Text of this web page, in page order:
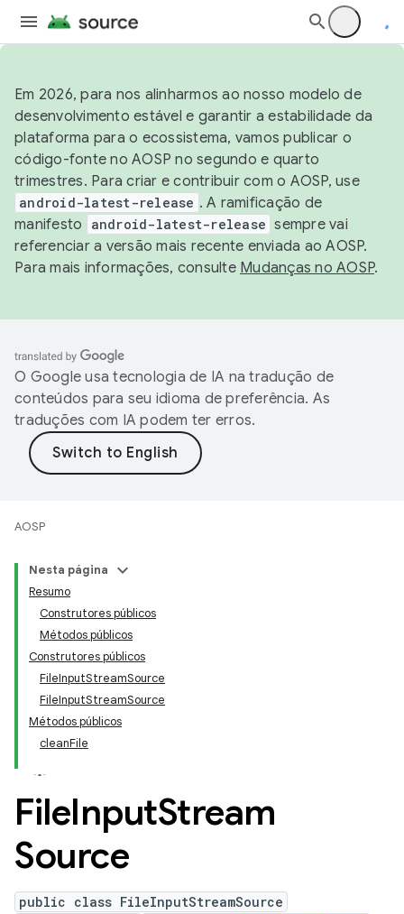
Em 2026, para nos alinharmos ao nosso modelo de
desenvolvimento estável e garantir a estabilidade da
plataforma para o ecossistema, vamos publicar o
código-fonte no AOSP no segundo e quarto
trimestres. Para criar e contribuir com o AOSP, use
android-latest-release . A ramificação de
manifesto
android-latest-release sempre vai
referenciar a versão mais recente enviada ao AOSP.
Para mais informações, consulte Mudanças no AOSP.
O Google usa tecnologia de IA na tradução de
conteúdos para seu idioma de preferência. As
traduções com IA podem ter erros.
AOSP
Nesta página
Resumo
Construtores públicos
Métodos públicos
Construtores públicos
FileInputStreamSource
FileInputStreamSource
Métodos públicos
cleanFile
FileInputStream
Source
public class FileInputStreamSource